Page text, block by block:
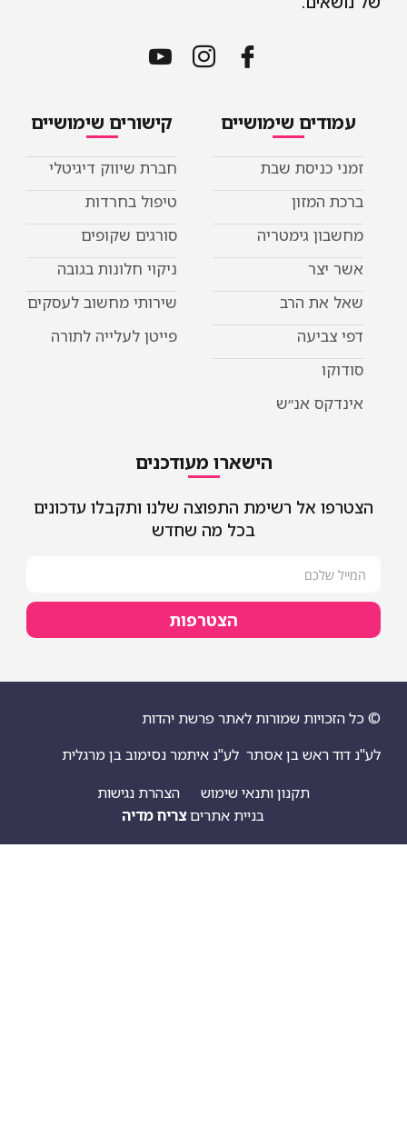
שימושיים
שבת
גימטריה
אנ״ש
קישורים שימושיים
חברת שיווק דיגיטלי
טיפול בחרדות
סורגים שקופים
ניקוי חלונות בגובה
שירותי מחשוב לעסקים
פייטן לעלייה לתורה
הישארו מעודכנים
אל רשימת התפוצה שלנו ותקבלו עדכונים
בכל מה שחדש
שמורות לאתר פרשת יהדות
בן אסתר לע"נ איתמר נסימוב בן מרגלית
תקנון ותנאי שימוש
הצהרת נגישות
צריח מדיה